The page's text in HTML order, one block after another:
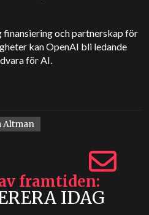
och partnerskap för
kan OpenAI bli ledande
för AI.
Altman
framtiden
IDAG